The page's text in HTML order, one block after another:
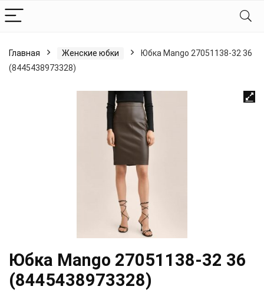
Главная Женские юбки
Юбка Mango 27051138-32 36
(8445438973328)
Юбка Mango 27051138-32 36
(8445438973328)